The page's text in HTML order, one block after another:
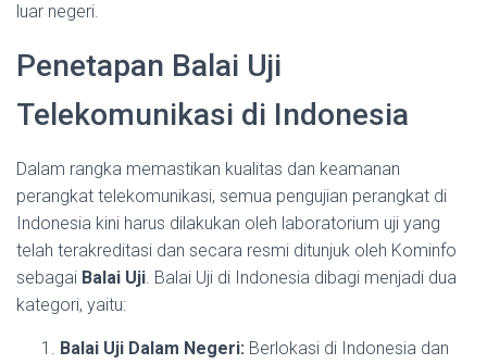
luar negeri.
Penetapan Balai Uji
Telekomunikasi di Indonesia
Dalam rangka memastikan kualitas dan keamanan
perangkat telekomunikasi, semua pengujian perangkat di
Indonesia kini harus dilakukan oleh laboratorium uji yang
telah terakreditasi dan secara resmi ditunjuk oleh Kominfo
sebagai Balai Uji. Balai Uji di Indonesia dibagi menjadi dua
kategori, yaitu:
Balai Uji Dalam Negeri: Berlokasi di Indonesia dan